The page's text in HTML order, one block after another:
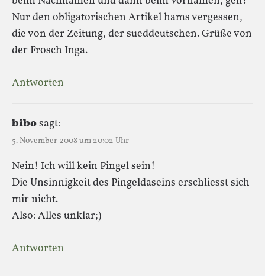
Nur den obligatorischen Artikel hams vergessen,
die von der Zeitung, der sueddeutschen. Grüße von
der Frosch Inga.
Antworten
bibosagt:
5. November 2008 um 20:02 Uhr
Nein! Ich will kein Pingel sein!
Die Unsinnigkeit des Pingeldaseins erschliesst sich
mir nicht.
Also: Alles unklar;)
Antworten